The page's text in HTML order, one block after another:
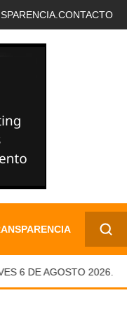
CONTACTO
✕
6 DE AGOSTO 2026.